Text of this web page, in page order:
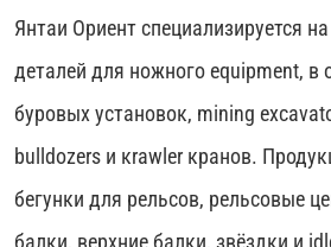
Янтаи Ориент специализируется
деталей для ножного equipment, в
буровых установок, mining
bulldozers и кrawler кранов.
бегунки для рельсов, рельсовые
балки, верхние балки, звёздки и